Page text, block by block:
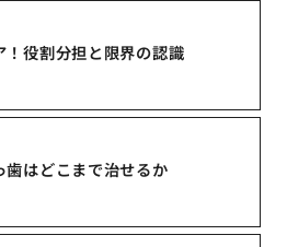
役割分担と限界の認識
はどこまで治せるか